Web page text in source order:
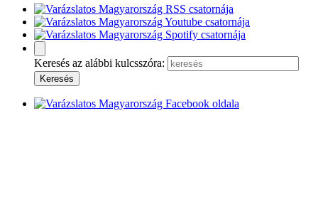
Keresés az alábbi kulcsszóra: